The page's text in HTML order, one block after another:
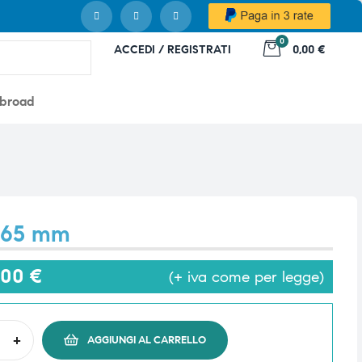
ACCEDI / REGISTRATI
0
0,00 €
mm
€ (+ iva come per legge)
+ AGGIUNGI AL CARRELLO